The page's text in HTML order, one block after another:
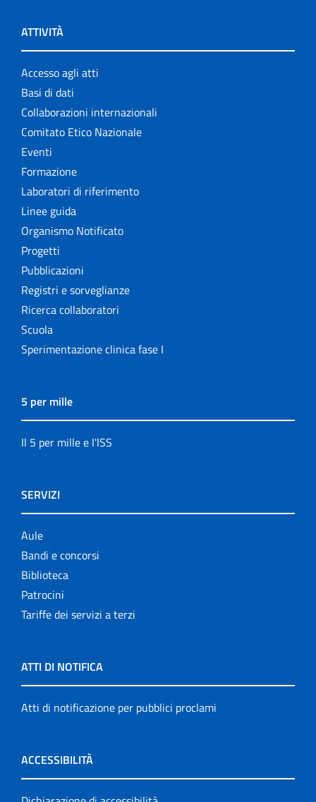
ATTIVITÀ
Accesso agli atti
Basi di dati
Collaborazioni internazionali
Comitato Etico Nazionale
Eventi
Formazione
Laboratori di riferimento
Linee guida
Organismo Notificato
Progetti
Pubblicazioni
Registri e sorveglianze
Ricerca collaboratori
Scuola
Sperimentazione clinica fase I
5 per mille
Il 5 per mille e l'ISS
SERVIZI
Aule
Bandi e concorsi
Biblioteca
Patrocini
Tariffe dei servizi a terzi
ATTI DI NOTIFICA
Atti di notificazione per pubblici proclami
ACCESSIBILITÀ